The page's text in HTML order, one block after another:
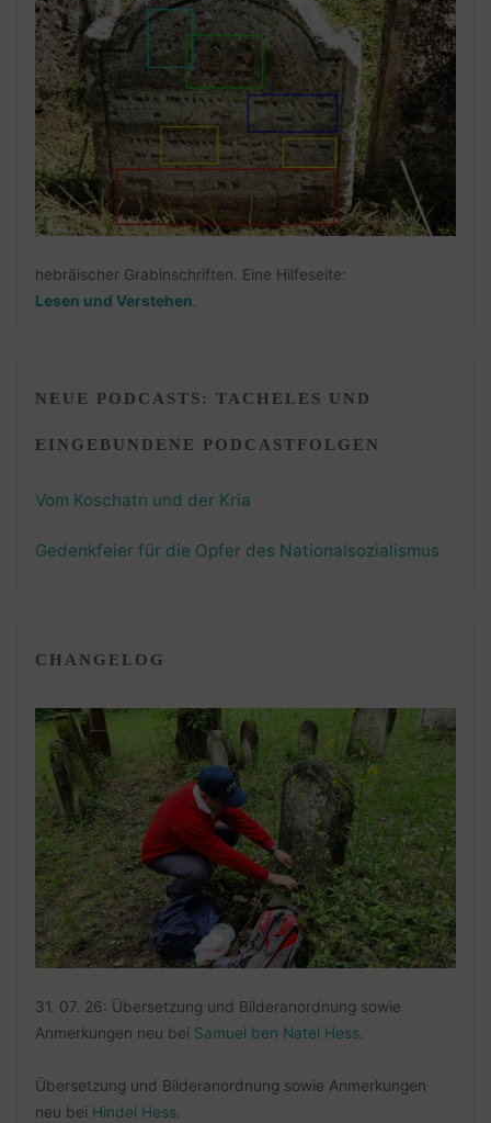
hebräischer Grabinschriften. Eine Hilfeseite:
Lesen und Verstehen
NEUE PODCASTS: TACHELES UND
EINGEBUNDENE PODCASTFOLGEN
Vom Koschatn und der Kria
Gedenkfeier für die Opfer des Nationalsozialismus
CHANGELOG
31. 07. 26: Übersetzung und Bilderanordnung sowie
Anmerkungen neu bei Samuel ben Natel Hess.
Übersetzung und Bilderanordnung sowie Anmerkungen
neu bei Hindel Hess.